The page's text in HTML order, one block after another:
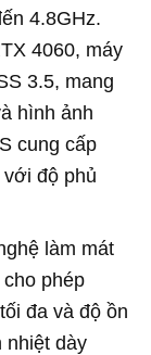
4.8GHz.
4060, máy
3.5, mang
hình ảnh
cung cấp
độ phủ
làm mát
phép
đa và độ ồn
nhiệt dày